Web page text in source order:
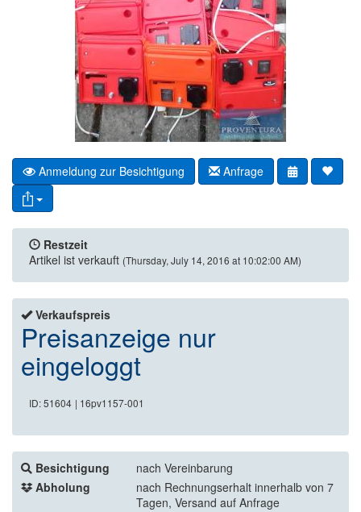
Anmeldung zur Besichtigung Anfrage
Restzeit
Artikel ist verkauft (Thursday, July 14, 2016 at 10:02:00 AM)
Verkaufspreis
Preisanzeige nur
eingeloggt
ID: 51604 | 16pv1157-001
Besichtigung
nach Vereinbarung
Abholung
nach Rechnungserhalt innerhalb von 7
Tagen, Versand auf Anfrage